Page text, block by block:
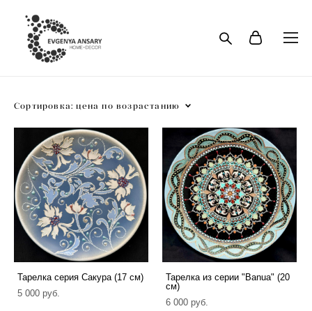
Сортировка: цена по возрастанию
Тарелка серия Сакура (17 см)
5 000 pуб.
Тарелка из серии "Banua" (20
см)
6 000 pуб.